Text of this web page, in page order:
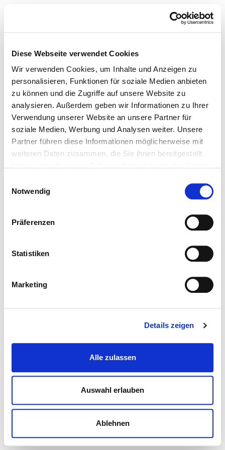
Diese Webseite verwendet Cookies
Wir verwenden Cookies, um Inhalte und Anzeigen zu
personalisieren, Funktionen für soziale Medien anbieten
zu können und die Zugriffe auf unsere Website zu
analysieren. Außerdem geben wir Informationen zu Ihrer
Verwendung unserer Website an unsere Partner für
soziale Medien, Werbung und Analysen weiter. Unsere
Partner führen diese Informationen möglicherweise mit
weiteren Daten zusammen, die Sie ihnen bereitgestellt
Notwendig
Präferenzen
Statistiken
Marketing
Details zeigen
Alle zulassen
Auswahl erlauben
Ablehnen